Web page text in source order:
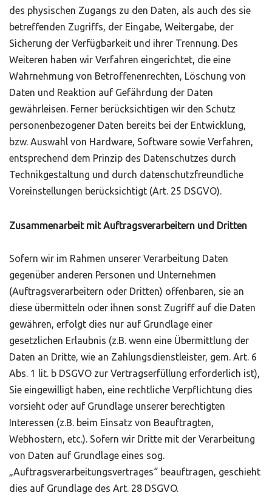
des physischen Zugangs zu den Daten, als auch des sie
betreffenden Zugriffs, der Eingabe, Weitergabe, der
Sicherung der Verfügbarkeit und ihrer Trennung. Des
Weiteren haben wir Verfahren eingerichtet, die eine
Wahrnehmung von Betroffenenrechten, Löschung von
Daten und Reaktion auf Gefährdung der Daten
gewährleisen. Ferner berücksichtigen wir den Schutz
personenbezogener Daten bereits bei der Entwicklung,
bzw. Auswahl von Hardware, Software sowie Verfahren,
entsprechend dem Prinzip des Datenschutzes durch
Technikgestaltung und durch datenschutzfreundliche
Voreinstellungen berücksichtigt (Art. 25 DSGVO).
Zusammenarbeit mit Auftragsverarbeitern und Dritten
Sofern wir im Rahmen unserer Verarbeitung Daten
gegenüber anderen Personen und Unternehmen
(Auftragsverarbeitern oder Dritten) offenbaren, sie an
diese übermitteln oder ihnen sonst Zugriff auf die Daten
gewähren, erfolgt dies nur auf Grundlage einer
gesetzlichen Erlaubnis (z.B. wenn eine Übermittlung der
Daten an Dritte, wie an Zahlungsdienstleister, gem. Art. 6
Abs. 1 lit. b DSGVO zur Vertragserfüllung erforderlich ist),
Sie eingewilligt haben, eine rechtliche Verpflichtung dies
vorsieht oder auf Grundlage unserer berechtigten
Interessen (z.B. beim Einsatz von Beauftragten,
Webhostern, etc.). Sofern wir Dritte mit der Verarbeitung
von Daten auf Grundlage eines sog.
„Auftragsverarbeitungsvertrages“ beauftragen, geschieht
dies auf Grundlage des Art. 28 DSGVO.